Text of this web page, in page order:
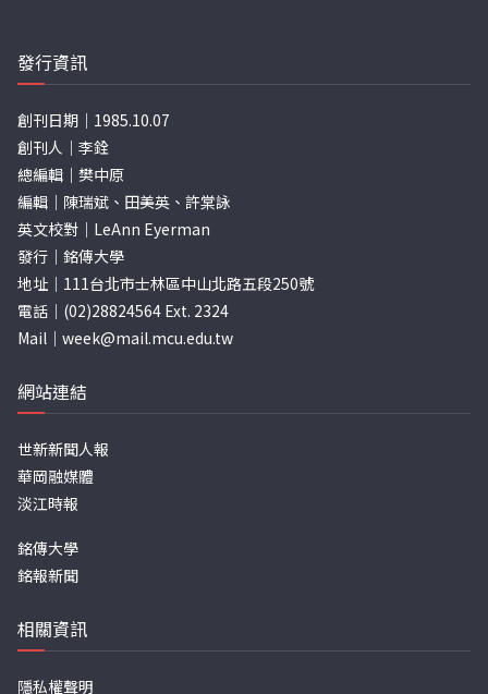
發行資訊
創刊日期｜1985.10.07
創刊人｜李銓
總編輯｜樊中原
編輯｜陳瑞斌、田美英、許棠詠
英文校對｜LeAnn Eyerman
發行｜銘傳大學
地址｜111台北市士林區中山北路五段250號
電話｜(02)28824564 Ext. 2324
Mail｜ week@mail.mcu.edu.tw
網站連結
世新新聞人報
華岡融媒體
淡江時報
銘傳大學
銘報新聞
相關資訊
隱私權聲明